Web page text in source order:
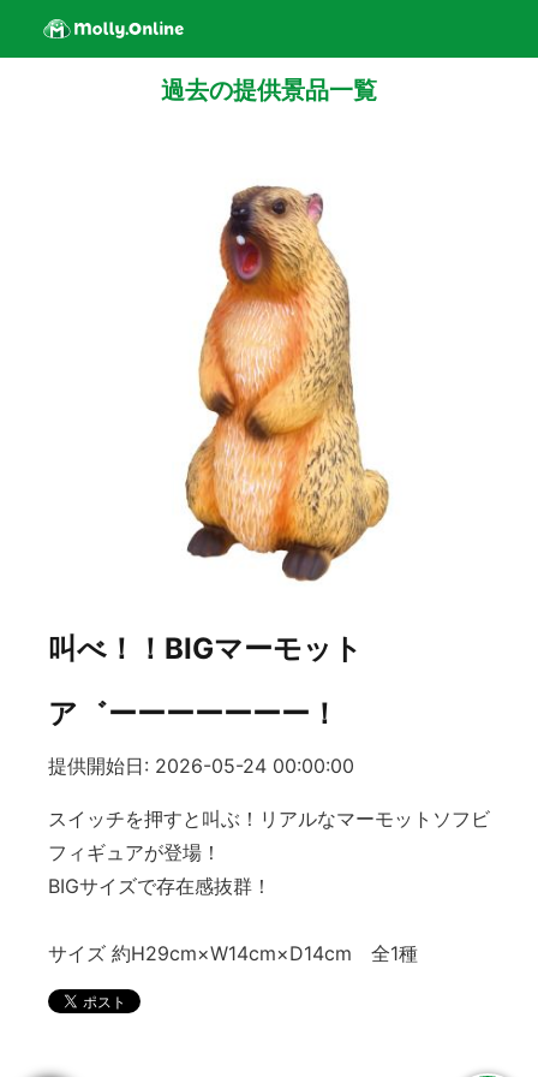
過去の提供景品一覧
叫べ！！BIGマーモット
ア゛ーーーーーーー！
提供開始日: 2026-05-24 00:00:00
スイッチを押すと叫ぶ！リアルなマーモットソフビ
フィギュアが登場！
BIGサイズで存在感抜群！
サイズ 約H29cm×W14cm×D14cm 全1種